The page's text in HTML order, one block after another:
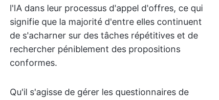
l'IA dans leur processus d'appel d'offres, ce qui
signifie que la majorité d'entre elles continuent
de s'acharner sur des tâches répétitives et de
rechercher péniblement des propositions
conformes.
Qu'il s'agisse de gérer les questionnaires de